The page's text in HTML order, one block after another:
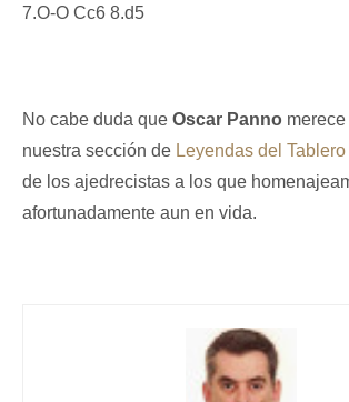
7.O-O Cc6 8.d5
No cabe duda que Oscar Panno
nuestra sección de Leyendas del Tablero
de los ajedrecistas a los que
afortunadamente aun en vida.